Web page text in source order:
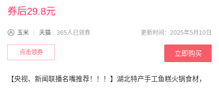
券后29.8元
玉米 天猫 365人已领券 更新时间：2025年5月10日
点击领券 立即购买
【央视、新闻联播名嘴推荐！！！】湖北特产手工鱼糕火锅食材，